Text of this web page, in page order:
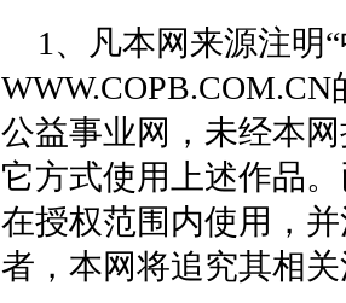
1、凡本网来源注明
公益事业网，未经本
它方式使用上述作品
在授权范围内使用，
者，本网将追究其相